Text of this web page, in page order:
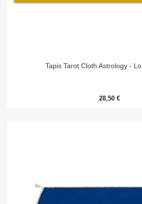
Tapis Tarot Cloth Astrology -
28,50 €